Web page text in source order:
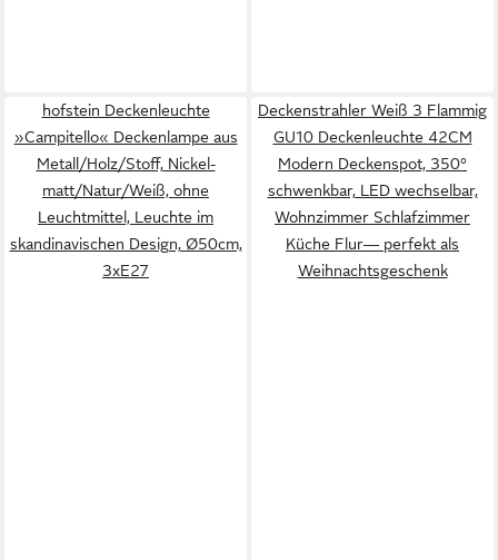
hofstein Deckenleuchte
»Campitello« Deckenlampe aus
Metall/Holz/Stoff, Nickel-
matt/Natur/Weiß, ohne
Leuchtmittel, Leuchte im
skandinavischen Design, Ø50cm,
3xE27
Deckenstrahler Weiß 3 Flammig
GU10 Deckenleuchte 42CM
Modern Deckenspot, 350°
schwenkbar, LED wechselbar,
Wohnzimmer Schlafzimmer
Küche Flur— perfekt als
Weihnachtsgeschenk